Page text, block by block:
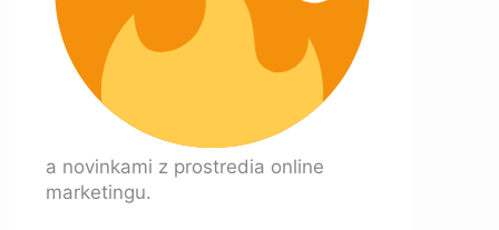
a novinkami z prostredia online
marketingu.